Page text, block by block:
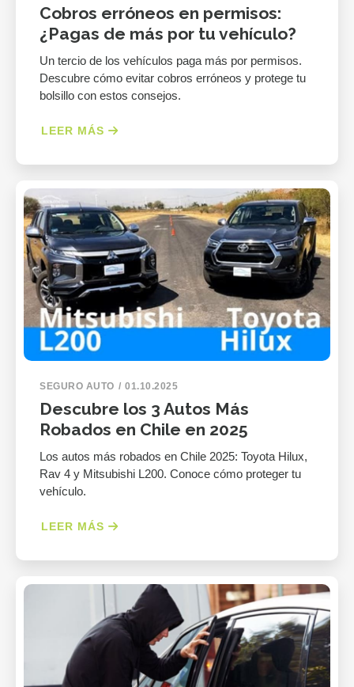
Cobros erróneos en permisos:
¿Pagas de más por tu vehículo?
Un tercio de los vehículos paga más por permisos.
Descubre cómo evitar cobros erróneos y protege tu
bolsillo con estos consejos.
LEER MÁS
SEGURO AUTO 01.10.2025
Descubre los 3 Autos Más
Robados en Chile en 2025
Los autos más robados en Chile 2025: Toyota Hilux,
Rav 4 y Mitsubishi L200. Conoce cómo proteger tu
vehículo.
LEER MÁS